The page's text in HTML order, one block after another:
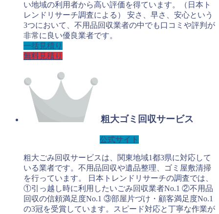
い地域の利用者から高い評価を得ています。（日本ト
レンドリサーチ調査による） 安さ、早さ、安心という
3つにおいて、不用品回収業者の中でも口コミや評判が
非常に良い優良業者です。
一括見積り
無料見積り
粗大ゴミ回収サービス
公式サイト
粗大ごみ回収サービスは、関東地域1都3県に対応して
いる業者です。不用品回収や遺品整理、ゴミ屋敷清掃
を行っています。 日本トレンドリサーチの調査では、
①引っ越し時に利用したいごみ回収業者No.1 ②不用品
回収の信頼満足度No.1 ③部屋片づけ・顧客満足度No.1
の3冠を受賞しています。スピード対応と丁寧な作業が